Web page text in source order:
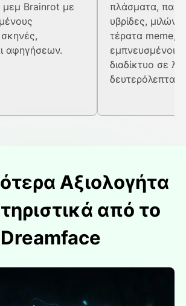
μεμ Brainrot με
αφηγήσεων.
πλάσματα,
υβρίδες,
τέρατα meme,
εμπνευσμένοι
διαδίκτυο σε
δευτερόλεπτα.
Αξιολογήτα
από το
Dreamface